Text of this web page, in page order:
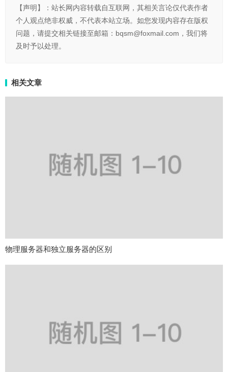
【声明】：站长网内容转载自互联网，其相关言论仅代表作者
个人观点绝非权威，不代表本站立场。如您发现内容存在版权
问题，请提交相关链接至邮箱：bqsm@foxmail.com，我们将
及时予以处理。
相关文章
物理服务器和独立服务器的区别